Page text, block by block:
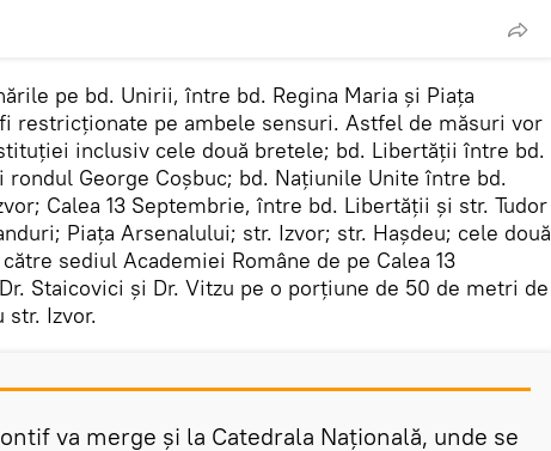
pe bd. Unirii, între bd. Regina Maria şi Piaţa
restricţionate pe ambele sensuri. Astfel de măsuri vor
inclusiv cele două bretele; bd. Libertăţii între bd.
rondul George Coşbuc; bd. Naţiunile Unite între bd.
Calea 13 Septembrie, între bd. Libertăţii şi str. Tudor
Piaţa Arsenalului; str. Izvor; str. Haşdeu; cele două
sediul Academiei Române de pe Calea 13
Staicovici şi Dr. Vitzu pe o porţiune de 50 de metri de
Izvor.
va merge şi la Catedrala Naţională, unde se